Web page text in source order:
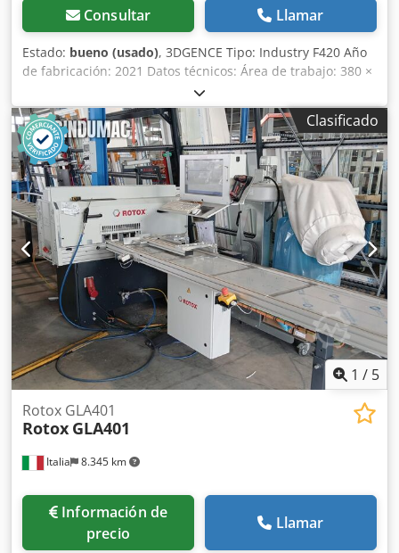
Consultar Llamar
Estado: bueno (usado), 3DGENCE Tipo: Industry F420 Año
de fabricación: 2021 Datos técnicos: Área de trabajo: 380 ×
380 × 420 mm (60.648 cm³) Dimensiones exteriores (An x Pr
x Al): 900 mm x 950 mm x 1950 mm Sistema de impresión:
Doble extrusor equipado con sistema de limpieza
automática Diámetro del filamento: 1,75 mm Dcsdpfx Aszg
Tzlsh Sok Material de impresión: PLA, ABS, ASA, PA6/69, PC,
filamento ULTEM™, PEEK Material de soporte: material de
soporte soluble ESM-10, HIPS Cámara de filamento: 4
posiciones para filamento con sistema de intercambio
automático Temperatura del cabezal de impresión (máx.):
500°C Temperatura de la cama de impresión (máx.): 180°C
Temperatura de la cámara de trabajo (máx.): 180°C
(calefacción activa) Temperatura de la cámara de filamento
(máx.): 50°C Condición: usado Alcance de la entrega: (ver
imágenes) Peso: 350 kg (¡Sujeto a cambios y errores en los
datos técnicos y especificaciones!) Si tiene más preguntas,
estaremos encantados de atenderle por teléfono.
Clasificado
1 / 5
Italia 8.345 km
Rotox GLA401
Rotox GLA401
Información de
precio
Llamar